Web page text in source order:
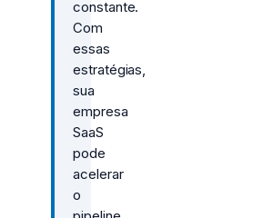
constante.
Com
essas
estratégias,
sua
empresa
SaaS
pode
acelerar
o